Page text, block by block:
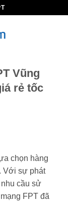
Vũng
rẻ tốc
chọn hàng
Với sự phát
cầu sử
FPT đã